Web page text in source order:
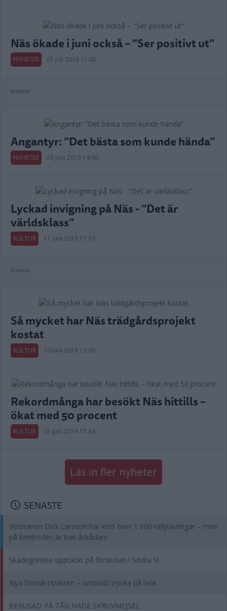
Näs ökade i juni också – "Ser positivt ut"
NYHETER 01 juli 2016 11.00
Annons:
Angantyr: ”Det bästa som kunde hända”
NYHETER 29 juni 2016 14.00
Lyckad invigning på Näs - ”Det är
världsklass”
KULTUR 11 juni 2016 17.16
Annons:
Så mycket har Näs trädgårdsprojekt
kostat
KULTUR 10 juni 2016 13.00
Rekordmånga har besökt Näs hittills –
ökat med 50 procent
KULTUR 01 juni 2016 15.34
Läs in fler nyheter
SENASTE
Veteranen Dick Larsson har kört över 1 000 rallytävlingar – men
på Emiltrofén är han åskådare
Skadegörelse upptäckt på förskolan i Södra Vi
Nya försök i trakten – ombads trycka på länk
BERUSAD PÅ TÅG HADE SKRUVMEJSEL